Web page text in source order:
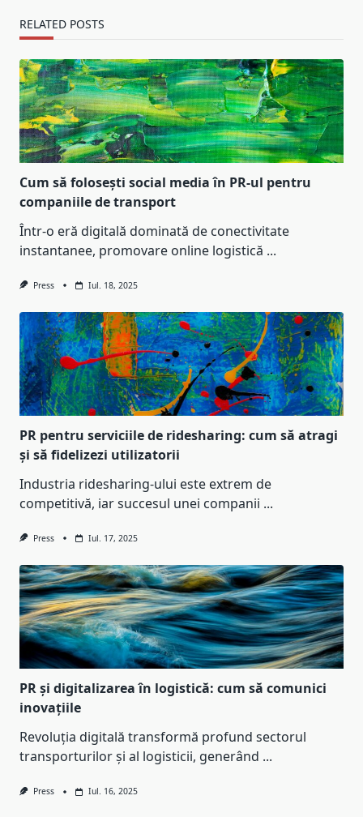
RELATED POSTS
Cum să folosești social media în PR-ul pentru
companiile de transport
Într-o eră digitală dominată de conectivitate
instantanee, promovare online logistică ...
Press Iul. 18, 2025
PR pentru serviciile de ridesharing: cum să atragi
și să fidelizezi utilizatorii
Industria ridesharing-ului este extrem de
competitivă, iar succesul unei companii ...
Press Iul. 17, 2025
PR și digitalizarea în logistică: cum să comunici
inovațiile
Revoluția digitală transformă profund sectorul
transporturilor și al logisticii, generând ...
Press Iul. 16, 2025